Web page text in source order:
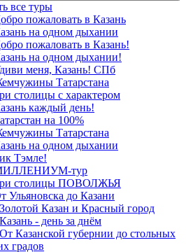
все туры
пожаловать в Казань
на одном дыхании
пожаловать в Казань!
на одном дыхании!
меня, Казань! СПб
Татарстана
столицы с характером
каждый день!
на 100%
Татарстана
на одном дыхании
Тэмле!
тур
столицы ПОВОЛЖЬЯ
Ульяновска до Казани
Казан и Красный город
- день за днём
Казанской губернии до стольных
градов